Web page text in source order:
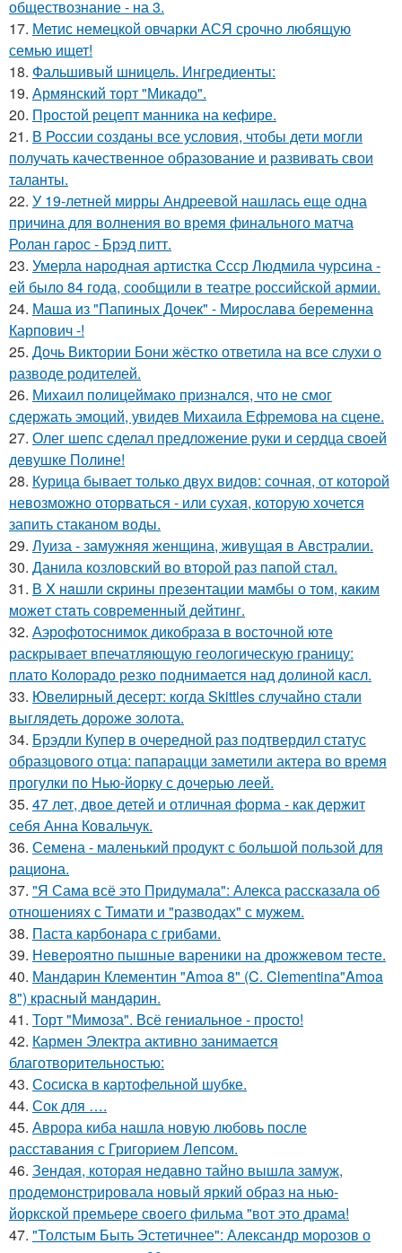
обществознание - на 3.
17. Метис немецкой овчарки АСЯ срочно любящую
семью ищет!
18. Фальшивый шницель. Ингредиенты:
19. Армянский торт "Микадо".
20. Простой рецепт манника на кефире.
21. В России созданы все условия, чтобы дети могли
получать качественное образование и развивать свои
таланты.
22. У 19-летней мирры Андреевой нашлась еще одна
причина для волнения во время финального матча
Ролан гарос - Брэд питт.
23. Умерла народная артистка Ссср Людмила чурсина -
ей было 84 года, сообщили в театре российской армии.
24. Маша из "Папиных Дочек" - Мирослава беременна
Карпович -!
25. Дочь Виктории Бони жёстко ответила на все слухи о
разводе родителей.
26. Михаил полицеймако признался, что не смог
сдержать эмоций, увидев Михаила Ефремова на сцене.
27. Олег шепс сделал предложение руки и сердца своей
девушке Полине!
28. Курица бывает только двух видов: сочная, от которой
невозможно оторваться - или сухая, которую хочется
запить стаканом воды.
29. Луиза - замужняя женщина, живущая в Австралии.
30. Данила козловский во второй раз папой стал.
31. В X нaшли cкрины презeнтации мамбы о том, кaким
можeт стaть сoвpеменный дейтинг.
32. Аэрофотоснимок дикобpaза в восточной юте
раскрывает впечатляющую геологическую границу:
плато Колорадо резко поднимается над долиной касл.
33. Ювелирный десерт: когда Skittles случайно стали
выглядеть дороже золота.
34. Брэдли Купер в очередной раз подтвердил статус
образцового отца: папарацци заметили актера во время
прогулки по Нью-йорку с дочерью леей.
35. 47 лет, двое детей и отличная форма - как держит
себя Анна Ковальчук.
36. Семена - маленький продукт с большой пользой для
рациона.
37. "Я Сама всё это Придумала": Алекса рассказала об
отношениях с Тимати и "разводах" с мужем.
38. Паста карбонара с грибами.
39. Невероятно пышные вареники на дрожжевом тесте.
40. Мандарин Клементин "Amoa 8" (C. Clementina"Amoa
8") красный мандарин.
41. Торт "Мимоза". Всё гениальное - просто!
42. Кармен Электра активно занимается
благотворительностью:
43. Сосиска в картофельной шубке.
44. Сок для ….
45. Аврора киба нашла новую любовь после
расставания с Григорием Лепсом.
46. Зендая, которая недавно тайно вышла замуж,
продемонстрировала новый яркий образ на нью-
йоркской премьере своего фильма "вот это драма!
47. "Толстым Быть Эстетичнее": Александр морозов о